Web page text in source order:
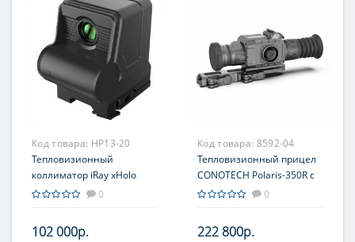
Код товара: HP13-20
Тепловизионный
коллиматор iRay xHolo
HP13
0
102 000р.
Код товара: 8592-04
Тепловизионный прицел
CONOTECH Polaris-350R с
креплением Weaver
0
222 800р.